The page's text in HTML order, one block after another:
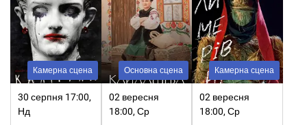
Камерна сцена
30 серпня 17:00,
Нд
Основна сцена
02 вересня
18:00, Ср
Камерна сцена
02 вересня
18:00, Ср